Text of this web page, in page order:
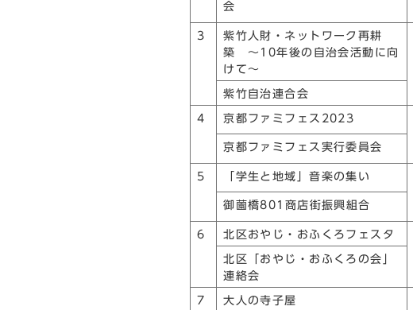
会
3
紫竹人財・ネットワーク再耕
築 ～10年後の自治会活動に向
けて～
紫竹自治連合会
4 京都ファミフェス2023
京都ファミフェス実行委員会
5 「学生と地域」音楽の集い
御薗橋801商店街振興組合
6 北区おやじ・おふくろフェスタ
北区「おやじ・おふくろの会」
連絡会
7 大人の寺子屋